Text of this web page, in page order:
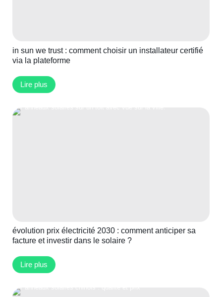
in sun we trust : comment choisir un installateur certifié
via la plateforme
Lire plus
évolution prix électricité 2030 : comment anticiper sa
facture et investir dans le solaire ?
Lire plus